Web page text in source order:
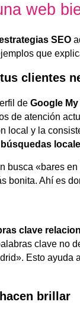
web
SEO
que
clientes
de Google
de atención
local y la
busca «bares
bonita. Ahí es
clave
clave no
Esto ayuda
brillar